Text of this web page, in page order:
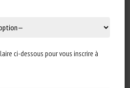
de
ci-dessous pour vous inscrire à